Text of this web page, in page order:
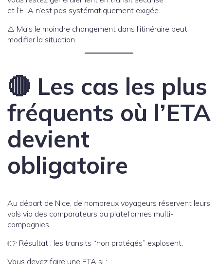
et l’ETA n’est pas systématiquement exigée.
⚠️ Mais le moindre changement dans l’itinéraire peut
modifier la situation.
🔴 Les cas les plus
fréquents où l’ETA
devient
obligatoire
Au départ de Nice, de nombreux voyageurs réservent leurs
vols via des comparateurs ou plateformes multi-
compagnies.
👉 Résultat : les transits “non protégés” explosent.
Vous devez faire une ETA si :